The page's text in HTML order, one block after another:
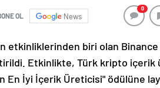
OL News
0
etkinliklerinden biri olan
Etkinlikte, Türk kripto içerik
En İyi İçerik Üreticisi" ödülüne